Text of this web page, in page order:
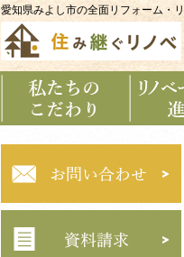
愛知県みよし市の全面リフォーム・